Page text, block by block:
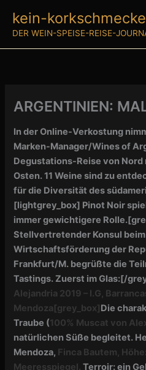
Inhalt
springen
kein-
DER WEIN-SPEISE-REISE-
ARGENTINIEN:
In der Online-Verkostung
Marken-Manager/Wines of
Degustations-Reise von Nord
Osten. 11 Weine sind zu
für die Diversität des
[lightgrey_box] Pinot Noir
immer gewichtigere
Stellvertretender Konsul
Wirtschaftsförderung der
Frankfurt/M. begrüßte die
Tastings. Zuerst im Glas:[/
Alejandria 2019 – I.G,
Mendoza[grey_box]Die
Traube (100% Muscat von
natürlichen Süße begleitet.
Mendoza, Finca Bautem,
Meeresspiegel.Terroir: ein